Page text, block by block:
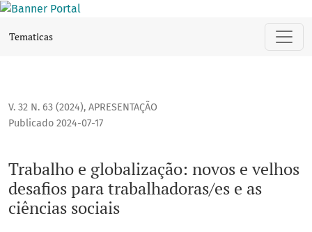
Trabalho e globalização: novos e velhos desafios para
Tematicas
V. 32 N. 63 (2024), APRESENTAÇÃO
Trabalho e globalização: novos e velhos
desafios para trabalhadoras/es e as
ciências sociais
Publicado 2024-07-17